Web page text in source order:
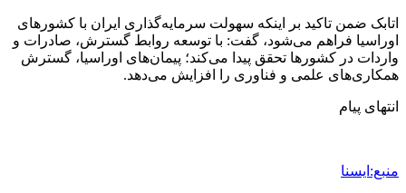
اتابک ضمن تاکید بر اینکه سهولت سرمایه‌گذاری ایران با کشورهای
اوراسیا فراهم می‌شود، گفت: با توسعه روابط گسترش، صادرات و
واردات در کشورها تحقق پیدا می‌کند؛ پیمان‌های اوراسیا، گسترش
همکاری‌های علمی و فناوری را افزایش می‌دهد.
انتهای پیام
منبع:ایسنا